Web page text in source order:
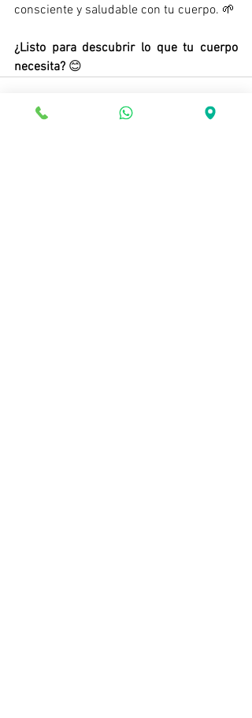
consciente y saludable con tu cuerpo. 🌱
¿Listo para descubrir lo que tu cuerpo
necesita? 😊